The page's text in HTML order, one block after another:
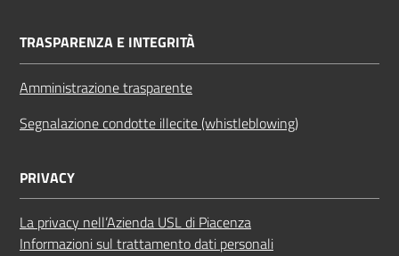
TRASPARENZA E INTEGRITÀ
Amministrazione trasparente
Segnalazione condotte illecite (whistleblowing)
PRIVACY
La privacy nell’Azienda USL di Piacenza
Informazioni sul trattamento dati personali